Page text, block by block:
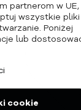
partnerom w UE,
wszystkie pliki
Poniżej
lub
cookie